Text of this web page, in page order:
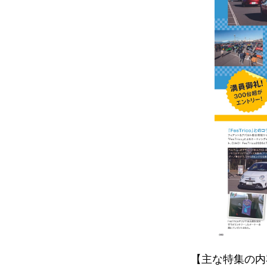
【主な特集の